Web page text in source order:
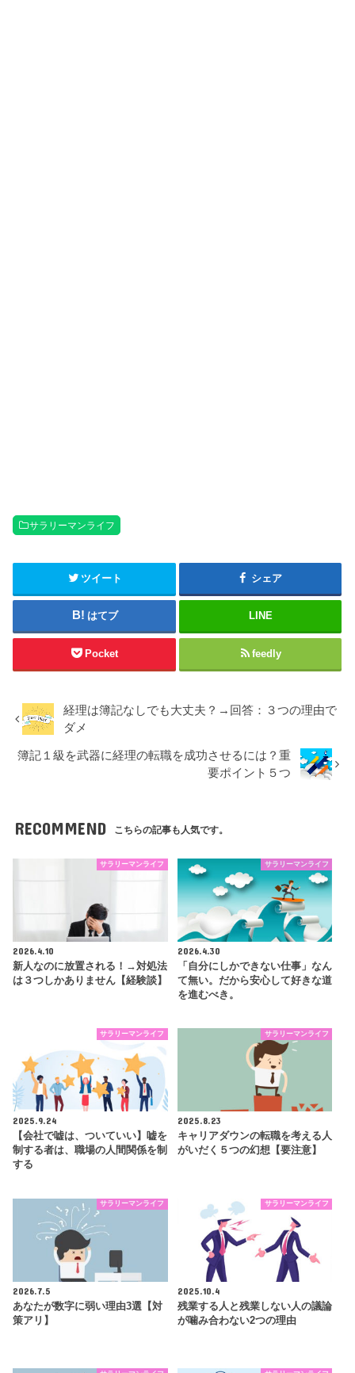
サラリーマンライフ
ツイート シェア
はてブ LINE
Pocket feedly
経理は簿記なしでも大丈夫？→回答：３つの理由で
ダメ
簿記１級を武器に経理の転職を成功させるには？重
要ポイント５つ
RECOMMEND こちらの記事も人気です。
サラリーマンライフ
2026.4.10
新人なのに放置される！→対処法
は３つしかありません【経験談】
サラリーマンライフ
2026.4.30
「自分にしかできない仕事」なん
て無い。だから安心して好きな道
を進むべき。
サラリーマンライフ
2025.9.24
【会社で嘘は、ついていい】嘘を
制する者は、職場の人間関係を制
する
サラリーマンライフ
2025.8.23
キャリアダウンの転職を考える人
がいだく５つの幻想【要注意】
サラリーマンライフ
2026.7.5
あなたが数字に弱い理由3選【対
策アリ】
サラリーマンライフ
2025.10.4
残業する人と残業しない人の議論
が噛み合わない2つの理由